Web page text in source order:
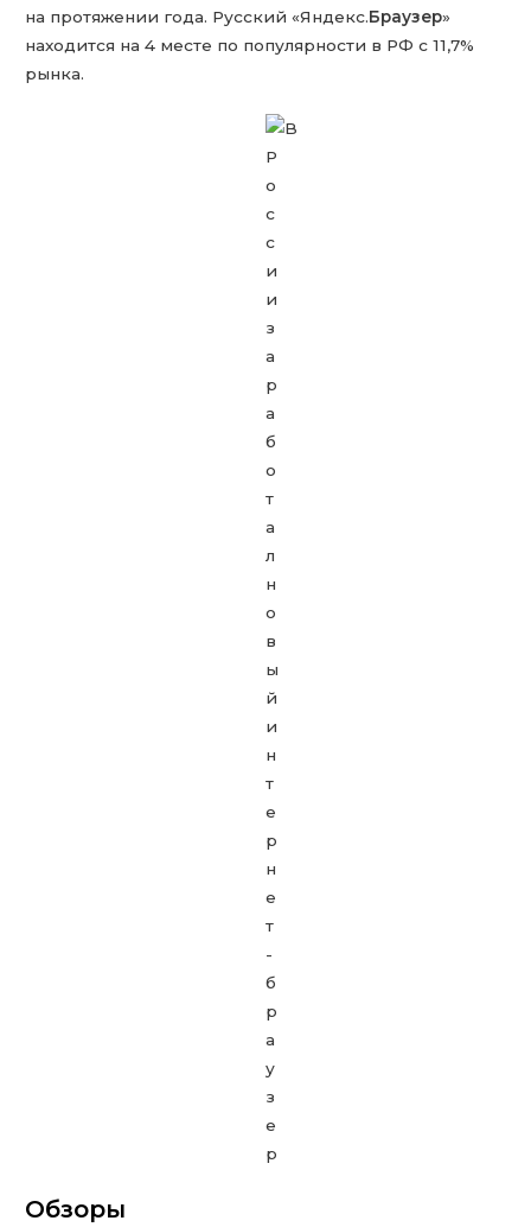
на протяжении года. Русский «Яндекс.Браузер»
находится на 4 месте по популярности в РФ с 11,7%
рынка.
Обзоры